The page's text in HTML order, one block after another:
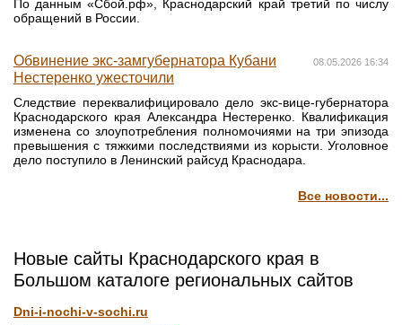
По данным «Сбой.рф», Краснодарский край третий по числу
обращений в России.
08.05.2026 16:34
Обвинение экс-замгубернатора Кубани
Нестеренко ужесточили
Следствие переквалифицировало дело экс-вице-губернатора
Краснодарского края Александра Нестеренко. Квалификация
изменена со злоупотребления полномочиями на три эпизода
превышения с тяжкими последствиями из корысти. Уголовное
дело поступило в Ленинский райсуд Краснодара.
Все новости...
Новые сайты Краснодарского края в
Большом каталоге региональных сайтов
Dni-i-nochi-v-sochi.ru